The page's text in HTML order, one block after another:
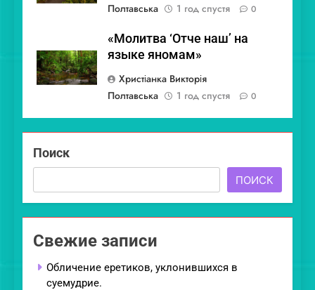
Полтавська
1 год спустя 0
«Молитва ‘Отче наш’ на
языке яномам»
Христіанка Викторія
Полтавська
1 год спустя 0
Поиск
ПОИСК
Свежие записи
Обличение еретиков, уклонившихся в
суемудрие.